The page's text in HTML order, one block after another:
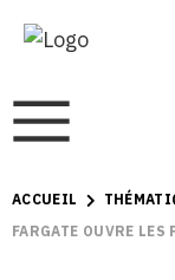
ACCUEIL
FARGATE OUVRE